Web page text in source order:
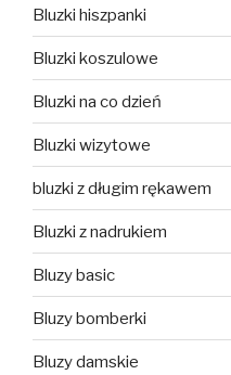
Bluzki hiszpanki
Bluzki koszulowe
Bluzki na co dzień
Bluzki wizytowe
bluzki z długim rękawem
Bluzki z nadrukiem
Bluzy basic
Bluzy bomberki
Bluzy damskie